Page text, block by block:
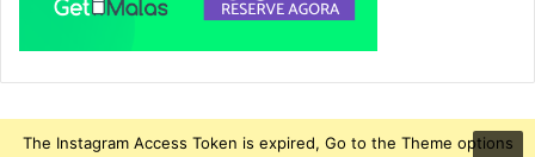
The Instagram Access Token is expired, Go to the Theme options